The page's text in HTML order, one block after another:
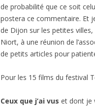
de probabilité que ce soit
postera ce commentaire. Et
de Dijon sur les petites
Niort, à une réunion de
de petits articles pour
Pour les 15 films du festival
Ceux que j’ai vus et dont je